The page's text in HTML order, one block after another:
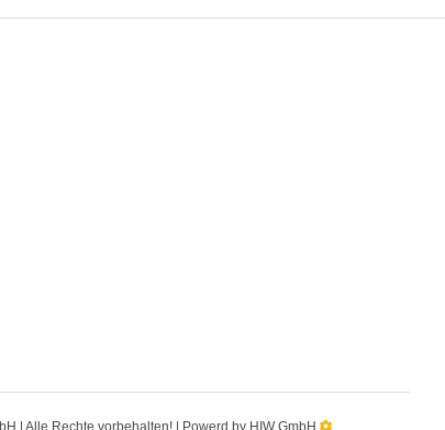
| Alle Rechte vorbehalten! | Powerd by HIW GmbH